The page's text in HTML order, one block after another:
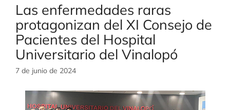
Las enfermedades raras
protagonizan del XI Consejo de
Pacientes del Hospital
Universitario del Vinalopó
7 de junio de 2024